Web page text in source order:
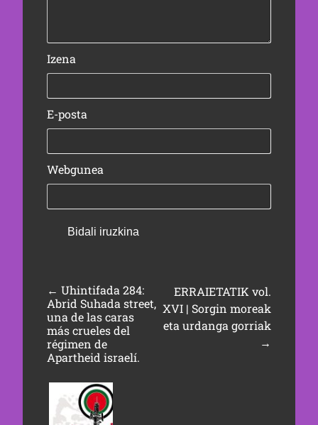
Izena
E-posta
Webgunea
← Uhintifada 284:
Abrid Suhada street,
una de las caras
más crueles del
régimen de
Apartheid israelí.
ERRAIETATIK vol.
XVI | Sorgin moreak
eta urdanga gorriak
→